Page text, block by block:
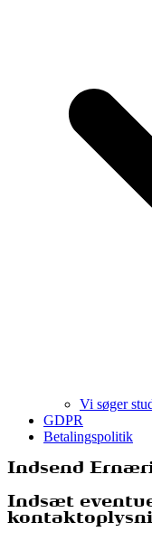
Vi søger
GDPR
Betalingspolitik
Indsend
Indsæt